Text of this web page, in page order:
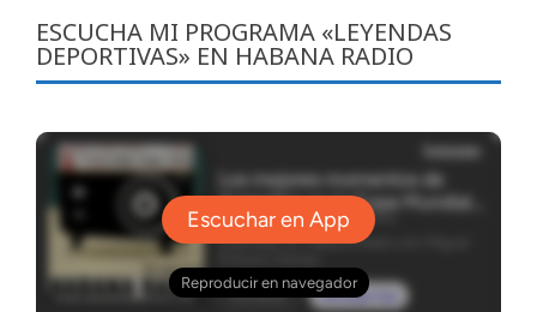
ESCUCHA MI PROGRAMA «LEYENDAS
DEPORTIVAS» EN HABANA RADIO